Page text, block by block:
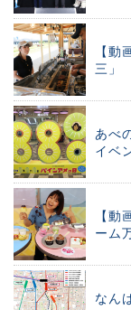
【
三」
あべ
イベ
【
ーム
なん